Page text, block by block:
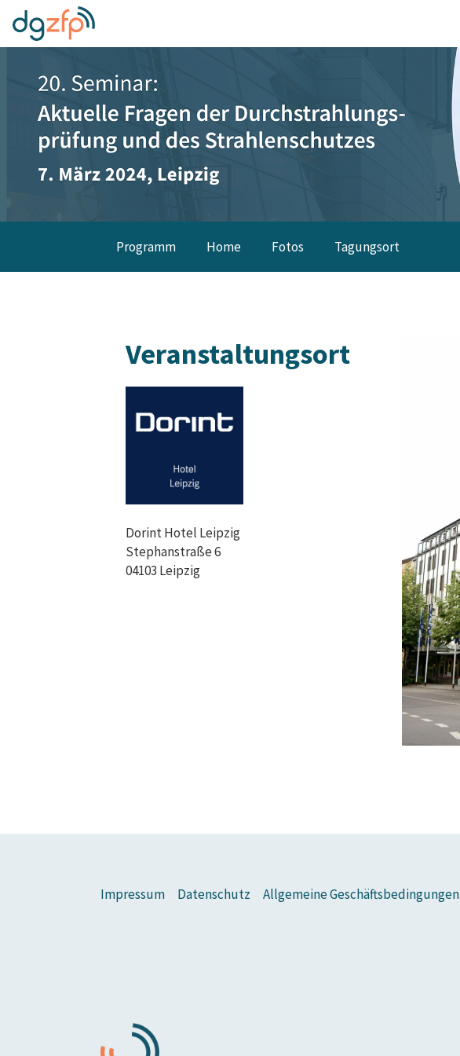
Programm Home Fotos Tagungsort
Veranstaltungsort
Dorint Hotel Leipzig
Stephanstraße 6
04103 Leipzig
Impressum Datenschutz Allgemeine Geschäftsbedingungen